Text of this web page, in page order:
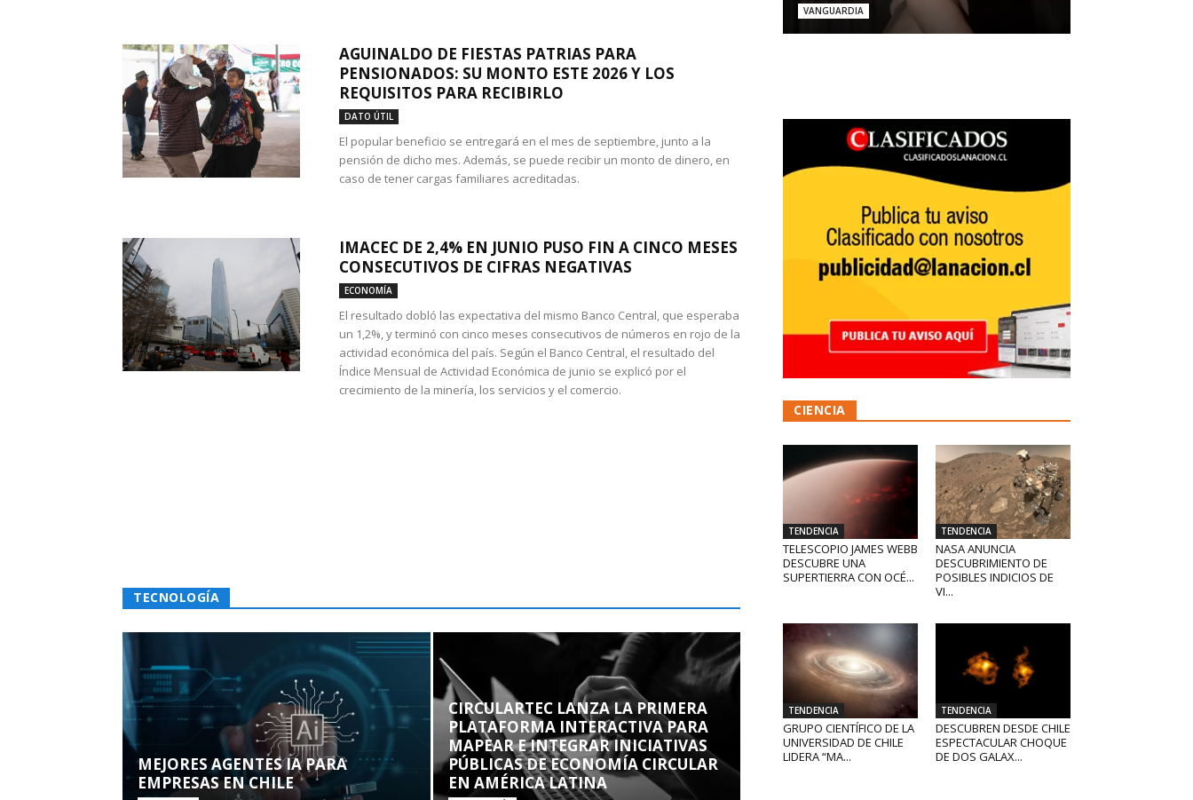
AGUINALDO DE FIESTAS PATRIAS PARA
PENSIONADOS: SU MONTO ESTE 2026 Y LOS
REQUISITOS PARA RECIBIRLO
DATO ÚTIL
El popular beneficio se entregará en el mes de septiembre, junto a la
pensión de dicho mes. Además, se puede recibir un monto de dinero, en
caso de tener cargas familiares acreditadas.
IMACEC DE 2,4% EN JUNIO PUSO FIN A CINCO MESES
CONSECUTIVOS DE CIFRAS NEGATIVAS
ECONOMÍA
El resultado dobló las expectativa del mismo Banco Central, que esperaba
un 1,2%, y terminó con cinco meses consecutivos de números en rojo de la
actividad económica del país. Según el Banco Central, el resultado del
Índice Mensual de Actividad Económica de junio se explicó por el
crecimiento de la minería, los servicios y el comercio.
TECNOLOGÍA
MEJORES AGENTES IA PARA
EMPRESAS EN CHILE
CIRCULARTEC LANZA LA PRIMERA
PLATAFORMA INTERACTIVA PARA
MAPEAR E INTEGRAR INICIATIVAS
PÚBLICAS DE ECONOMÍA CIRCULAR
EN AMÉRICA LATINA
VANGUARDIA
CIENCIA
TENDENCIA
TELESCOPIO JAMES WEBB
DESCUBRE UNA
SUPERTIERRA CON OCÉ...
TENDENCIA
NASA ANUNCIA
DESCUBRIMIENTO DE
POSIBLES INDICIOS DE
VI...
TENDENCIA
GRUPO CIENTÍFICO DE LA
UNIVERSIDAD DE CHILE
LIDERA “MA...
TENDENCIA
DESCUBREN DESDE CHILE
ESPECTACULAR CHOQUE
DE DOS GALAX...